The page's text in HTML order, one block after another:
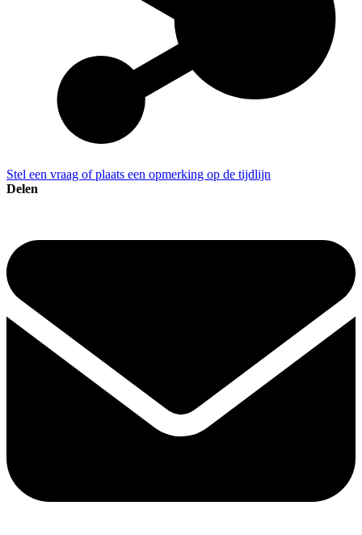
Stel een vraag of plaats een opmerking op de tijdlijn
Delen